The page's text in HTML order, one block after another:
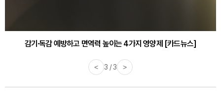
감기·독감 예방하고 면역력 높이는 4가지 영양제 [카드뉴스]
< 3 / 3 >